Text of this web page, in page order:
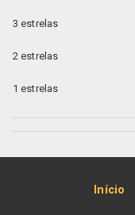
3 estrelas
2 estrelas
1 estrelas
Início